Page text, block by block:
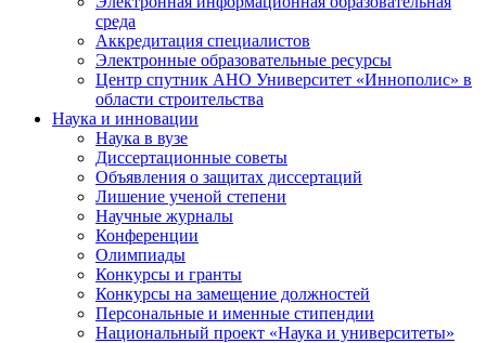
среда
Аккредитация специалистов
Электронные образовательные ресурсы
Центр спутник АНО Университет «Иннополис» в
области строительства
Наука и инновации
Наука в вузе
Диссертационные советы
Объявления о защитах диссертаций
Лишение ученой степени
Научные журналы
Конференции
Олимпиады
Конкурсы и гранты
Конкурсы на замещение должностей
Персональные и именные стипендии
Национальный проект «Наука и университеты»